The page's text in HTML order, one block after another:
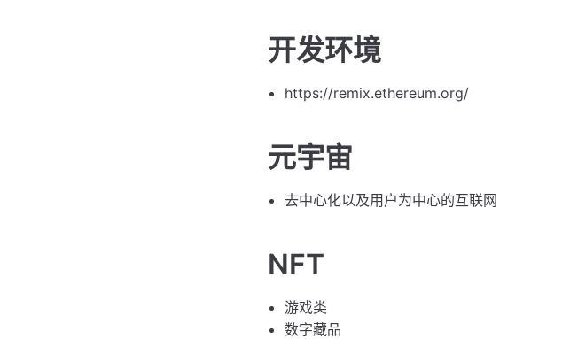
开发环境
https://remix.ethereum.org/
元宇宙
去中心化以及用户为中心的互联网
NFT
游戏类
数字藏品